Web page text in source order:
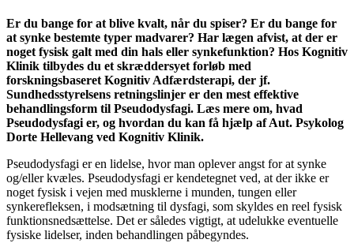
Er du bange for at blive kvalt, når du spiser? Er du bange for
at synke bestemte typer madvarer? Har lægen afvist, at der er
noget fysisk galt med din hals eller synkefunktion? Hos Kognitiv
Klinik tilbydes du et skræddersyet forløb med
forskningsbaseret Kognitiv Adfærdsterapi, der jf.
Sundhedsstyrelsens retningslinjer er den mest effektive
behandlingsform til Pseudodysfagi. Læs mere om, hvad
Pseudodysfagi er, og hvordan du kan få hjælp af Aut. Psykolog
Dorte Hellevang ved Kognitiv Klinik.
Pseudodysfagi er en lidelse, hvor man oplever angst for at synke
og/eller kvæles. Pseudodysfagi er kendetegnet ved, at der ikke er
noget fysisk i vejen med musklerne i munden, tungen eller
synkerefleksen, i modsætning til dysfagi, som skyldes en reel fysisk
funktionsnedsættelse. Det er således vigtigt, at udelukke eventuelle
fysiske lidelser, inden behandlingen påbegyndes.